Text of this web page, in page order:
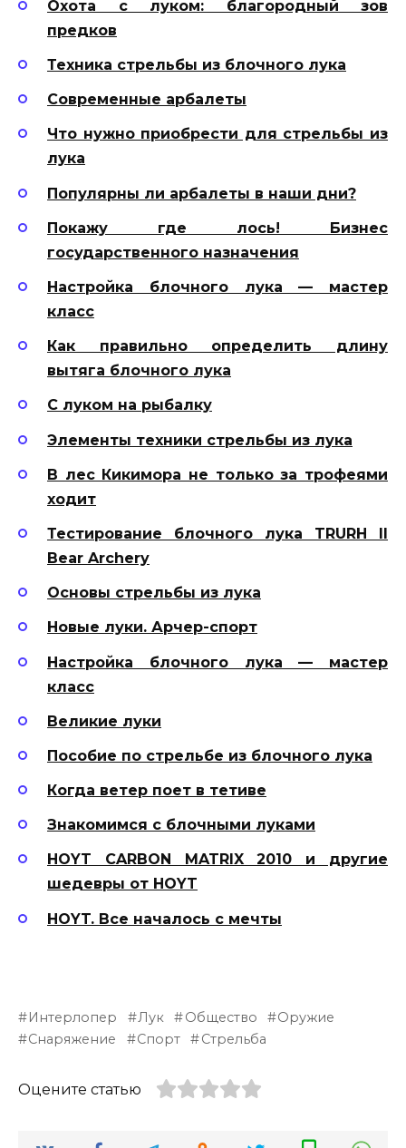
Охота с луком: благородный зов
предков
Техника стрельбы из блочного лука
Современные арбалеты
Что нужно приобрести для стрельбы из
лука
Популярны ли арбалеты в наши дни?
Покажу где лось! Бизнес
государственного назначения
Настройка блочного лука — мастер
класс
Как правильно определить длину
вытяга блочного лука
С луком на рыбалку
Элементы техники стрельбы из лука
В лес Кикимора не только за трофеями
ходит
Тестирование блочного лука TRURH II
Bear Archery
Основы стрельбы из лука
Новые луки. Арчер-спорт
Настройка блочного лука — мастер
класс
Великие луки
Пособие по стрельбе из блочного лука
Когда ветер поет в тетиве
Знакомимся с блочными луками
HOYT CARBON MATRIX 2010 и другие
шедевры от HOYT
HOYT. Все началось с мечты
Интерлопер Лук Общество
Оружие
Снаряжение
Спорт Стрельба
Оцените статью